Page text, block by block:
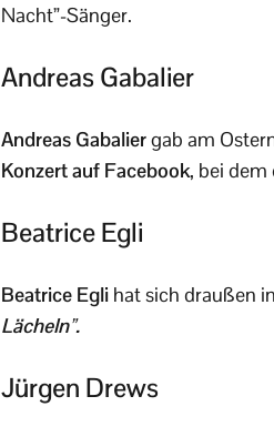
Nacht”-Sänger.
Andreas Gabalier
Andreas Gabaliergab am
Konzert auf Facebook, bei dem
Beatrice Egli
Beatrice Egli hat sich draußen
Lächeln”.
Jürgen Drews